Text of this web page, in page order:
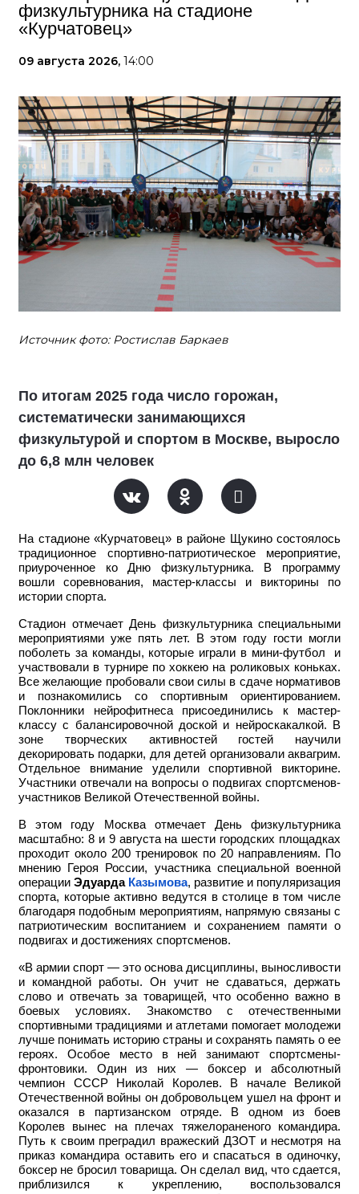
физкультурника на стадионе
«Курчатовец»
09 августа 2026, 14:00
Источник фото: Ростислав Баркаев
По итогам 2025 года число горожан,
систематически занимающихся
физкультурой и спортом в Москве, выросло
до 6,8 млн человек
На стадионе «Курчатовец» в районе Щукино состоялось
традиционное спортивно-патриотическое мероприятие,
приуроченное ко Дню физкультурника. В программу
вошли соревнования, мастер-классы и викторины по
истории спорта.
Стадион отмечает День физкультурника специальными
мероприятиями уже пять лет. В этом году гости могли
поболеть за команды, которые играли в мини-футбол и
участвовали в турнире по хоккею на роликовых коньках.
Все желающие пробовали свои силы в сдаче нормативов
и познакомились со спортивным ориентированием.
Поклонники нейрофитнеса присоединились к мастер-
классу с балансировочной доской и нейроскакалкой. В
зоне творческих активностей гостей научили
декорировать подарки, для детей организовали аквагрим.
Отдельное внимание уделили спортивной викторине.
Участники отвечали на вопросы о подвигах спортсменов-
участников Великой Отечественной войны.
В этом году Москва отмечает День физкультурника
масштабно: 8 и 9 августа на шести городских площадках
проходит около 200 тренировок по 20 направлениям. По
мнению Героя России, участника специальной военной
операции Эдуарда Казымова, развитие и популяризация
спорта, которые активно ведутся в столице в том числе
благодаря подобным мероприятиям, напрямую связаны с
патриотическим воспитанием и сохранением памяти о
подвигах и достижениях спортсменов.
«В армии спорт — это основа дисциплины, выносливости
и командной работы. Он учит не сдаваться, держать
слово и отвечать за товарищей, что особенно важно в
боевых условиях. Знакомство с отечественными
спортивными традициями и атлетами помогает молодежи
лучше понимать историю страны и сохранять память о ее
героях. Особое место в ней занимают спортсмены-
фронтовики. Один из них — боксер и абсолютный
чемпион СССР Николай Королев. В начале Великой
Отечественной войны он добровольцем ушел на фронт и
оказался в партизанском отряде. В одном из боев
Королев вынес на плечах тяжелораненого командира.
Путь к своим преградил вражеский ДЗОТ и несмотря на
приказ командира оставить его и спасаться в одиночку,
боксер не бросил товарища. Он сделал вид, что сдается,
приблизился к укреплению, воспользовался